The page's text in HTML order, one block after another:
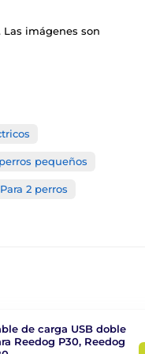
imágenes son
pequeños
Para 2 perros
de carga USB doble
Reedog P30, Reedog